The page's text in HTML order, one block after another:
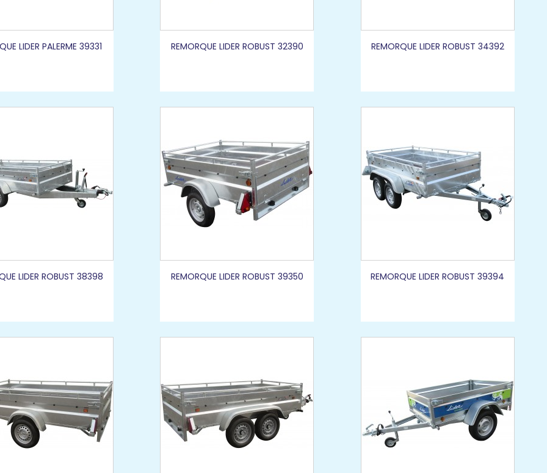
LIDER PALERME 39331 REMORQUE LIDER ROBUST 32390 REMORQUE LIDER ROBUST 34392
LIDER ROBUST 38398 REMORQUE LIDER ROBUST 39350 REMORQUE LIDER ROBUST 39394